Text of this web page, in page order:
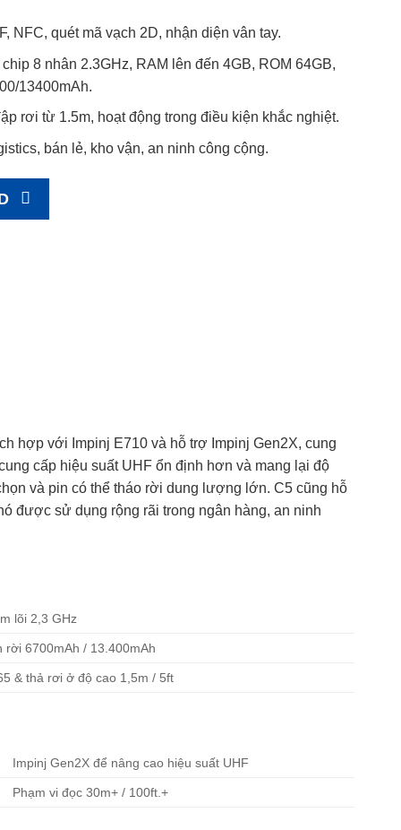
NFC, quét mã vạch 2D, nhận diện vân tay.
8 nhân 2.3GHz, RAM lên đến 4GB, ROM 64GB,
13400mAh.
rơi từ 1.5m, hoạt động trong điều kiện khắc nghiệt.
bán lẻ, kho vận, an ninh công cộng.
hợp với Impinj E710 và hỗ trợ Impinj Gen2X, cung
cấp hiệu suất UHF ổn định hơn và mang lại độ
và pin có thể tháo rời dung lượng lớn. C5 cũng hỗ
được sử dụng rộng rãi trong ngân hàng, an ninh
lõi 2,3 GHz
rời 6700mAh / 13.400mAh
& thả rơi ở độ cao 1,5m / 5ft
Impinj Gen2X để nâng cao hiệu suất UHF
Phạm vi đọc 30m+ / 100ft.+